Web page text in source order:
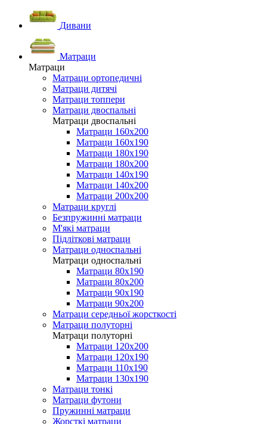
Дивани
Матраци
Матраци
Матраци ортопедичні
Матраци дитячі
Матраци топпери
Матраци двоспальні
Матраци двоспальні
Матраци 160х200
Матраци 160х190
Матраци 180х190
Матраци 180х200
Матраци 140х190
Матраци 140х200
Матраци 200х200
Матраци круглі
Безпружинні матраци
М'які матраци
Підліткові матраци
Матраци односпальні
Матраци односпальні
Матраци 80х190
Матраци 80х200
Матраци 90х190
Матраци 90х200
Матраци середньої жорсткості
Матраци полуторні
Матраци полуторні
Матраци 120х200
Матраци 120х190
Матраци 110х190
Матраци 130х190
Матраци тонкі
Матраци футони
Пружинні матраци
Жорсткі матраци